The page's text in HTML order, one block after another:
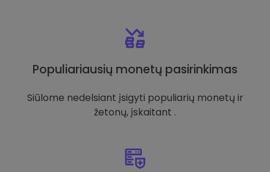
Populiariausių monetų pasirinkimas
Siūlome nedelsiant įsigyti populiarių monetų ir
žetonų, įskaitant .